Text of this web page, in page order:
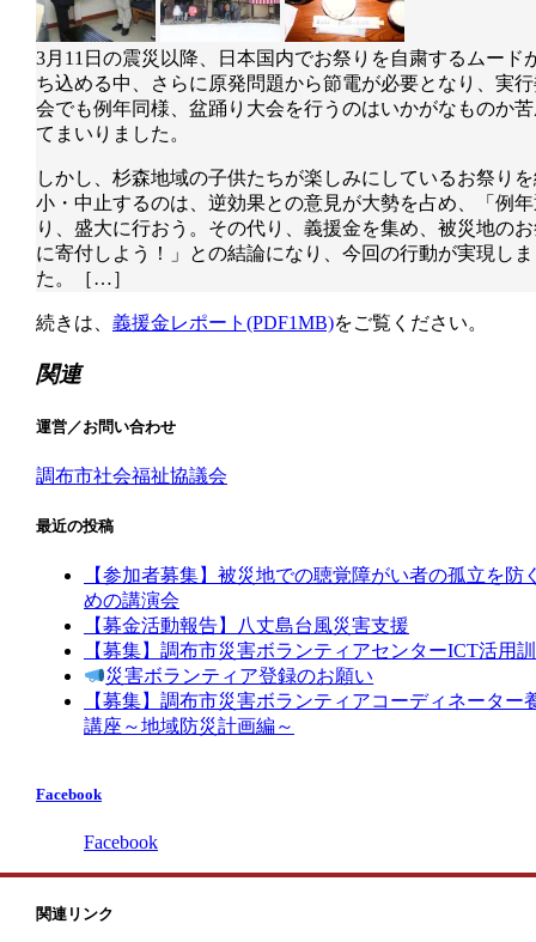
3月11日の震災以降、日本国内でお祭りを自粛するムード
ち込める中、さらに原発問題から節電が必要となり、実
会でも例年同様、盆踊り大会を行うのはいかがなものか
てまいりました。
しかし、杉森地域の子供たちが楽しみにしているお祭り
小・中止するのは、逆効果との意見が大勢を占め、「例
り、盛大に行おう。その代り、義援金を集め、被災地の
に寄付しよう！」との結論になり、今回の行動が実現し
た。［…］
続きは、 義援金レポート(PDF1MB)をご覧ください。
関連
運営／お問い合わせ
調布市社会福祉協議会
最近の投稿
【参加者募集】被災地での聴覚障がい者の孤立を防
めの講演会
【募金活動報告】八丈島台風災害支援
【募集】調布市災害ボランティアセンターICT活用
災害ボランティア登録のお願い
【募集】調布市災害ボランティアコーディネーター
講座～地域防災計画編～
Facebook
Facebook
関連リンク